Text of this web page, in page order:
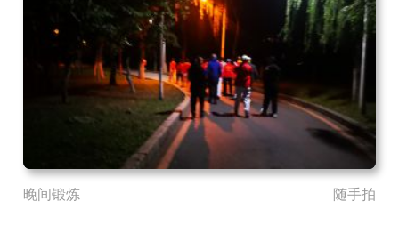
晚间锻炼 随手拍